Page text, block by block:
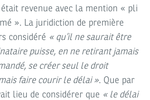
revenue avec la mention « pli
». La juridiction de première
considéré « qu’il ne saurait être
puisse, en ne retirant jamais
se créer seul le droit
faire courir le délai ». Que par
lieu de considérer que « le délai